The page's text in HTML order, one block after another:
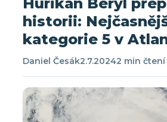
historii:
kategorie 5 v
Daniel Česák2.7.20242 min čtení